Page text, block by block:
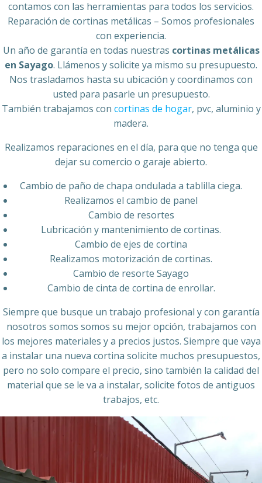
contamos con las herramientas para todos los servicios.
Reparación de cortinas metálicas – Somos profesionales
con experiencia.
Un año de garantía en todas nuestras cortinas metálicas
en Sayago. Llámenos y solicite ya mismo su presupuesto.
Nos trasladamos hasta su ubicación y coordinamos con
usted para pasarle un presupuesto.
También trabajamos con cortinas de hogar, pvc, aluminio y
madera.
Realizamos reparaciones en el día, para que no tenga que
dejar su comercio o garaje abierto.
Cambio de paño de chapa ondulada a tablilla ciega.
Realizamos el cambio de panel
Cambio de resortes
Lubricación y mantenimiento de cortinas.
Cambio de ejes de cortina
Realizamos motorización de cortinas.
Cambio de resorte Sayago
Cambio de cinta de cortina de enrollar.
Siempre que busque un trabajo profesional y con garantía
nosotros somos somos su mejor opción, trabajamos con
los mejores materiales y a precios justos. Siempre que vaya
a instalar una nueva cortina solicite muchos presupuestos,
pero no solo compare el precio, sino también la calidad del
material que se le va a instalar, solicite fotos de antiguos
trabajos, etc.